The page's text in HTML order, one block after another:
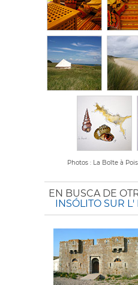
Photos : La Boîte à
EN BUSCA DE
INSÓLITO SUR